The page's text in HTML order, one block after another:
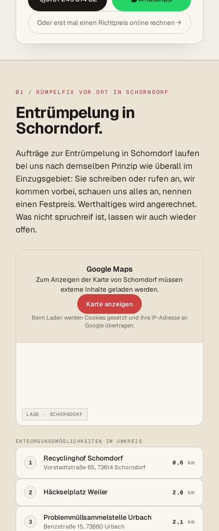
Oder erst mal einen Richtpreis online rechnen
01 / RÜMPELFIX VOR ORT IN SCHORNDORF
Entrümpelung in
Schorndorf.
Aufträge zur Entrümpelung in Schorndorf laufen
bei uns nach demselben Prinzip wie überall im
Einzugsgebiet: Sie schreiben oder rufen an, wir
kommen vorbei, schauen uns alles an, nennen
einen Festpreis. Werthaltiges wird angerechnet.
Was nicht spruchreif ist, lassen wir auch wieder
offen.
Google Maps
Zum Anzeigen der Karte von Schorndorf müssen
externe Inhalte geladen werden.
Karte anzeigen
Beim Laden werden Cookies gesetzt und Ihre IP-Adresse an
Google übertragen.
LAGE · SCHORNDORF
ENTSORGUNGSMÖGLICHKEITEN IM UMKREIS
1
Recyclinghof Schorndorf
Vorstadtstraße 65, 73614 Schorndorf
0,6 km
2 Häckselplatz Weiler 2,0 km
3
Problemmüllsammelstelle Urbach
Benzstraße 15, 73660 Urbach
2,1 km